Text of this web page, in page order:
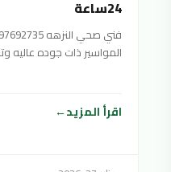
24ساعة
المواسير ذات جوده عاليه
اقرأ المزيد